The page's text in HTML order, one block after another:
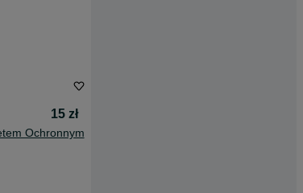
15 zł
Ochronnym